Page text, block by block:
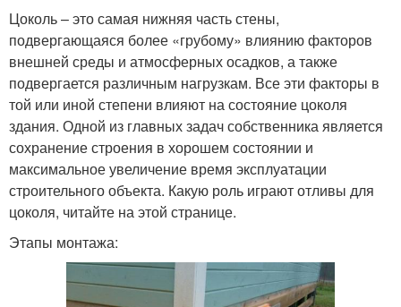
Цоколь – это самая нижняя часть стены,
подвергающаяся более «грубому» влиянию факторов
внешней среды и атмосферных осадков, а также
подвергается различным нагрузкам. Все эти факторы в
той или иной степени влияют на состояние цоколя
здания. Одной из главных задач собственника является
сохранение строения в хорошем состоянии и
максимальное увеличение время эксплуатации
строительного объекта. Какую роль играют отливы для
цоколя, читайте на этой странице.
Этапы монтажа: